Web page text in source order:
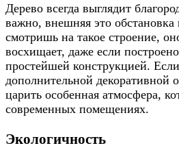
Дерево всегда выглядит
важно, внешняя это обстановка
смотришь на такое строение,
восхищает, даже если
простейшей конструкцией.
дополнительной декоративной
царить особенная атмосфера,
современных помещениях.
Экологичность